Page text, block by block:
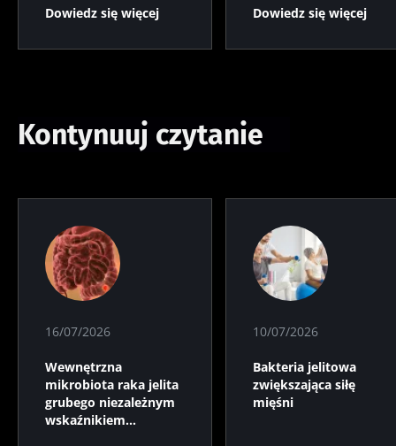
Dowiedz się więcej Dowiedz się więcej
Kontynuuj czytanie
16/07/2026
Wewnętrzna
mikrobiota raka jelita
grubego niezależnym
wskaźnikiem
10/07/2026
Bakteria jelitowa
zwiększająca siłę
mięśni